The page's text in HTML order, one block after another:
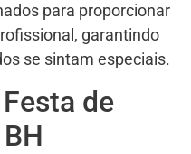
para proporcionar
garantindo
se sintam especiais.
de